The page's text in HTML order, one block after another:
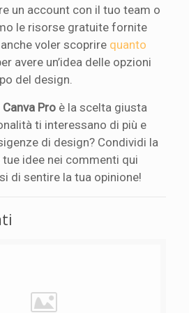
un account con il tuo team o
le risorse gratuite fornite
voler scoprire quanto
avere un’idea delle opzioni
del design.
Canva Pro è la scelta giusta
ti interessano di più e
di design? Condividi la
idee nei commenti qui
di sentire la tua opinione!